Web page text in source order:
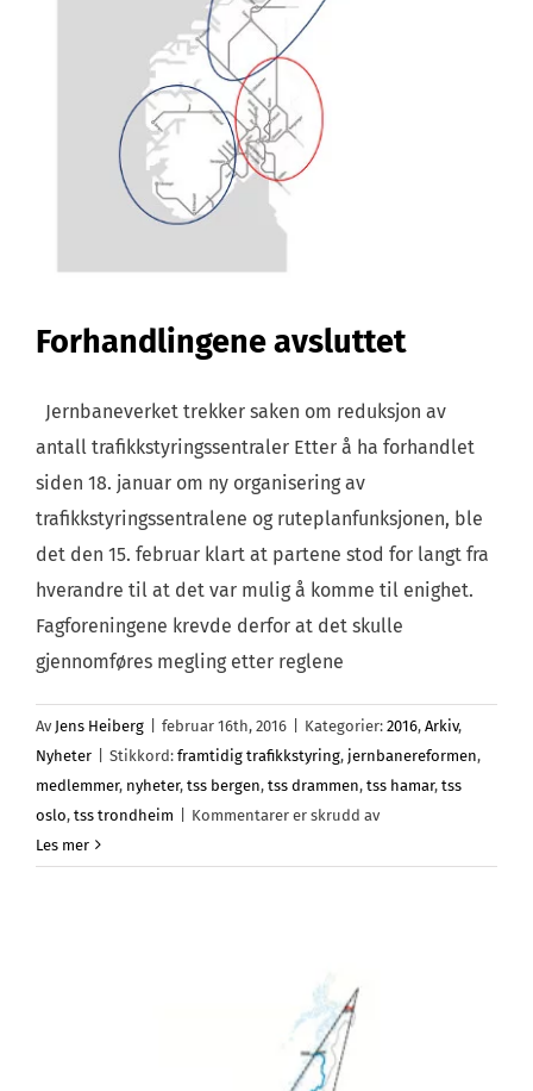
Forhandlingene avsluttet
Jernbaneverket trekker saken om reduksjon av
antall trafikkstyringssentraler Etter å ha forhandlet
siden 18. januar om ny organisering av
trafikkstyringssentralene og ruteplanfunksjonen, ble
det den 15. februar klart at partene stod for langt fra
hverandre til at det var mulig å komme til enighet.
Fagforeningene krevde derfor at det skulle
gjennomføres megling etter reglene
Av Jens Heiberg februar 16th, 2016 Kategorier: 2016, Arkiv,
Nyheter
Stikkord: framtidig trafikkstyring, jernbanereformen,
medlemmer, nyheter, tss bergen, tss drammen, tss hamar, tss
oslo, tss trondheim Kommentarer er skrudd avfor
avsluttet
Les mer